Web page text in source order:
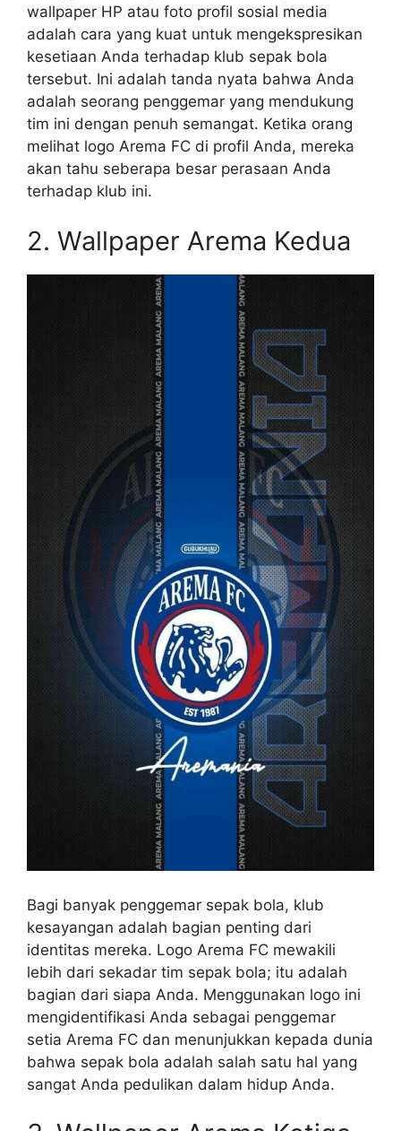
wallpaper HP atau foto profil sosial media
adalah cara yang kuat untuk mengekspresikan
kesetiaan Anda terhadap klub sepak bola
tersebut. Ini adalah tanda nyata bahwa Anda
adalah seorang penggemar yang mendukung
tim ini dengan penuh semangat. Ketika orang
melihat logo Arema FC di profil Anda, mereka
akan tahu seberapa besar perasaan Anda
terhadap klub ini.
2. Wallpaper Arema Kedua
Bagi banyak penggemar sepak bola, klub
kesayangan adalah bagian penting dari
identitas mereka. Logo Arema FC mewakili
lebih dari sekadar tim sepak bola; itu adalah
bagian dari siapa Anda. Menggunakan logo ini
mengidentifikasi Anda sebagai penggemar
setia Arema FC dan menunjukkan kepada dunia
bahwa sepak bola adalah salah satu hal yang
sangat Anda pedulikan dalam hidup Anda.